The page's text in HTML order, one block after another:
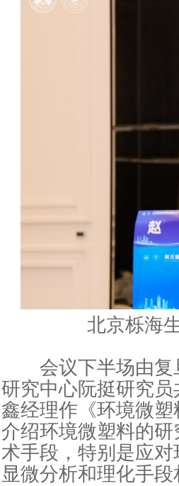
北京栎海
会议下半场由复
研究中心阮挺研究
鑫经理作《环境微
介绍环境微塑料的
术手段，特别是应
显微分析和理化手